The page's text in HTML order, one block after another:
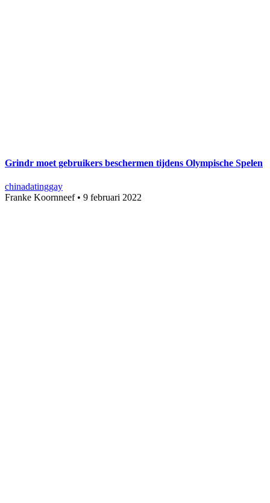
Grindr moet gebruikers beschermen tijdens Olympische Spelen
chinadatinggay
Franke Koornneef• 9 februari 2022